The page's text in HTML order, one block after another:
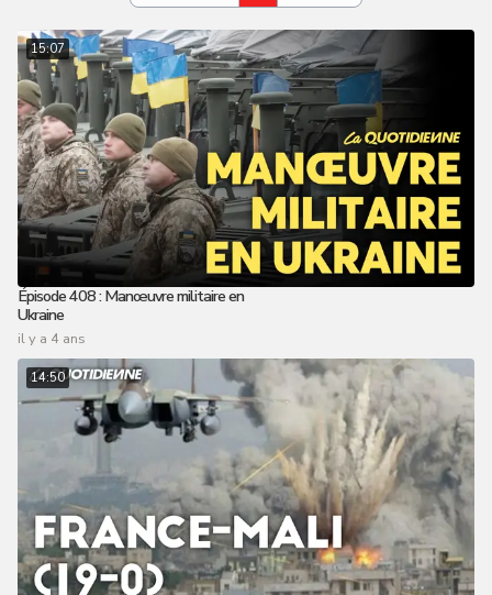
15:07
Épisode 408 : Manœuvre militaire en
Ukraine
il y a 4 ans
14:50